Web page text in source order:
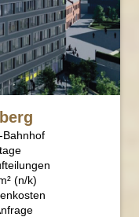
Bahnhof
(n/k)